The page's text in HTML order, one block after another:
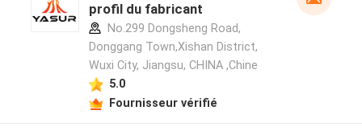
profil du fabricant
No.299 Dongsheng Road,
Donggang Town,Xishan District,
Wuxi City, Jiangsu, CHINA ,Chine
5.0
Fournisseur vérifié